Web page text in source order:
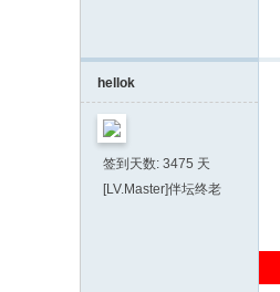
hellok
签到天数: 3475 天
[LV.Master]伴坛终老